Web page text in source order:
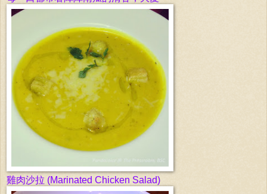
雞肉沙拉 (Marinated Chicken Salad)